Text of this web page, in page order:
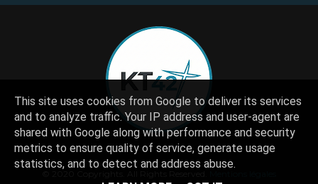
This site uses cookies from Google to deliver its services
and to analyze traffic. Your IP address and user-agent are
shared with Google along with performance and security
metrics to ensure quality of service, generate usage
statistics, and to detect and address abuse.